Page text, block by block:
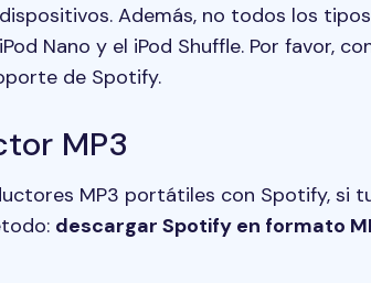
Además, no todos los
Nano y el iPod Shuffle. Por favor,
de Spotify.
MP3
MP3 portátiles con Spotify, si
descargar Spotify en formato